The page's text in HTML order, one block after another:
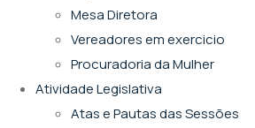
Mesa Diretora
Vereadores em exercicio
Procuradoria da Mulher
Atividade Legislativa
Atas e Pautas das Sessões